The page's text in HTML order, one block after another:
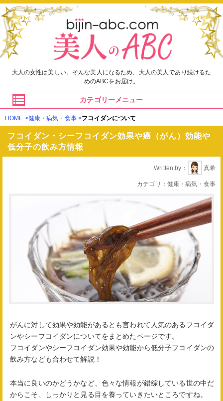
大人の女性は美しい。そんな美人になるため、大人の美人であり続けるた
めのABCをお届け。
カテゴリーメニュー
HOME 健康・病気・食事 フコイダンについて
フコイダン・シーフコイダン効果や癌（がん）効能や
低分子の飲み方情報
Written by 真希
カテゴリ 健康・病気・食事
がんに対して効果や効能があるとも言われて人気のあるフコイダ
ンやシーフコイダンについてをまとめたページです。
フコイダンやシーフコイダン効果や効能から低分子フコイダンの
飲み方なども合わせて解説！
本当に良いのかどうかなど、色々な情報が錯綜している世の中だ
からこそ、しっかりと見る目を養っていきたいところですね。